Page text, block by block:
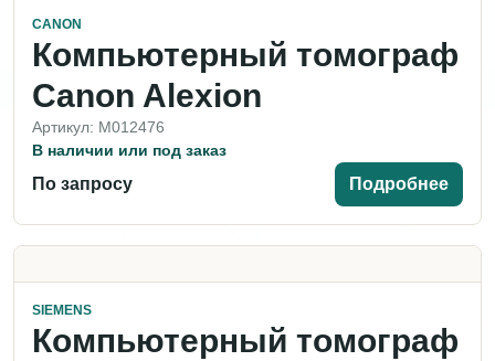
CANON
Компьютерный томограф
Canon Alexion
Артикул: M012476
В наличии или под заказ
По запросу Подробнее
SIEMENS
Компьютерный томограф